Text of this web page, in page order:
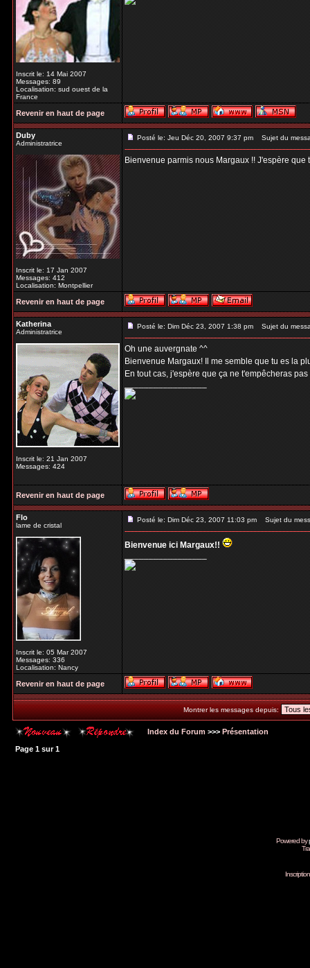
Inscrit le: 14 Mai 2007
Messages: 89
Localisation: sud ouest de la
France
Revenir en haut de page
Duby
Administratrice
Inscrit le: 17 Jan 2007
Messages: 412
Localisation: Montpellier
Posté le: Jeu Déc 20, 2007 9:37 pm Sujet du
Bienvenue parmis nous Margaux !! J'espère
Revenir en haut de page
Katherina
Administratrice
Inscrit le: 21 Jan 2007
Messages: 424
Posté le: Dim Déc 23, 2007 1:38 pm Sujet du
Oh une auvergnate ^^
Bienvenue Margaux! Il me semble que tu es la
En tout cas, j'espère que ça ne t'empêcheras
_________________
Revenir en haut de page
Flo
lame de cristal
Inscrit le: 05 Mar 2007
Messages: 336
Localisation: Nancy
Posté le: Dim Déc 23, 2007 11:03 pm Sujet du
Bienvenue ici Margaux!!
_________________
Revenir en haut de page
Montrer les messages depuis:
Index du Forum >>> Présentation
Page 1 sur1
Powered by